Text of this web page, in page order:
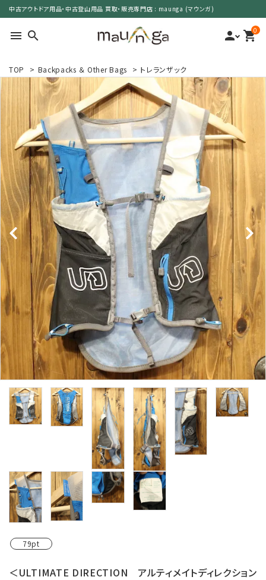
中古アウトドア用品・中古登山用品 買取・販売専門店 : maunga (マウンガ)
menu search person 0
shopping_cart
search
カテゴリーで選ぶ
サイズで選ぶ
特集で選ぶ
価格で選ぶ
買取案内
レンタル・修理
店舗情報
POLICY
INFORMATION
ACCOUNT MENU
ようこそ ゲスト 様
person 新規会員登録
TOP > Backpacks ＆ Other Bags > トレランザック
79pt
＜ULTIMATE DIRECTION アルティメイトディレクション